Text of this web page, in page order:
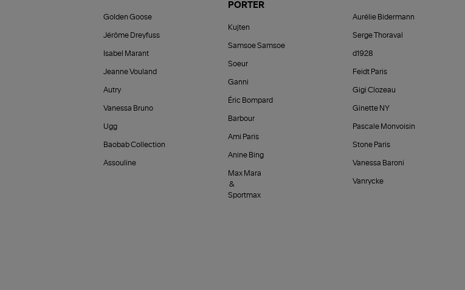
Golden Goose
Jérôme Dreyfuss
Isabel Marant
Jeanne Vouland
Autry
Vanessa Bruno
Ugg
Baobab Collection
Assouline
PORTER
Kujten
Samsoe Samsoe
Soeur
Ganni
Éric Bompard
Barbour
Ami Paris
Anine Bing
Max Mara
&
Sportmax
Aurélie Bidermann
Serge Thoraval
d1928
Feidt Paris
Gigi Clozeau
Ginette NY
Pascale Monvoisin
Stone Paris
Vanessa Baroni
Vanrycke